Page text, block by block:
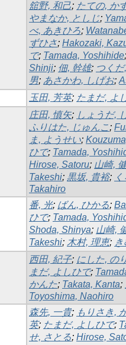
舘野, 和己; たての, か
やまなか, としじ;
べ, あきひろ;
ずひさ; Hakozaki,
で; Tamada, Yoshihide;
Shinji; 佃, 幹雄; つく
男; あさかわ, しげお;
玉田, 芳英; たまだ, よ
庄田, 慎矢; しょうだ,
ふりはた, じゅんこ;
ま, ようせい;
ひで; Tamada,
Hirose, Satoru; 山崎,
Takeshi; 黒坂, 貴裕;
Takahiro
番, 光; ばん, ひかる;
ひで; Tamada,
Shoda, Shinya; 山崎,
Takeshi; 木村, 理恵;
西田, 紀子; にした, の
まだ, よしひで;
かんた; Takata, Kanta;
Toyoshima, Naohiro
森先, 一貴; もりさき,
英; たまだ, よしひで;
せ, さとる; Hirose,